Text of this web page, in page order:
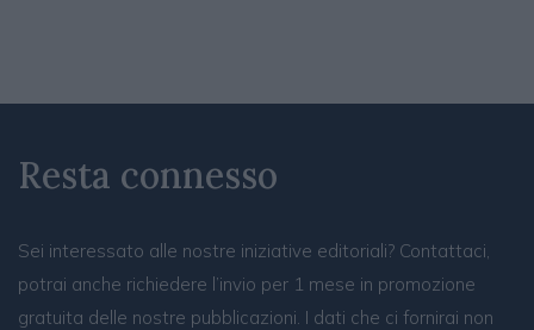
Resta connesso
Sei interessato alle nostre iniziative editoriali? Contattaci,
potrai anche richiedere l’invio per 1 mese in promozione
gratuita delle nostre pubblicazioni. I dati che ci fornirai non